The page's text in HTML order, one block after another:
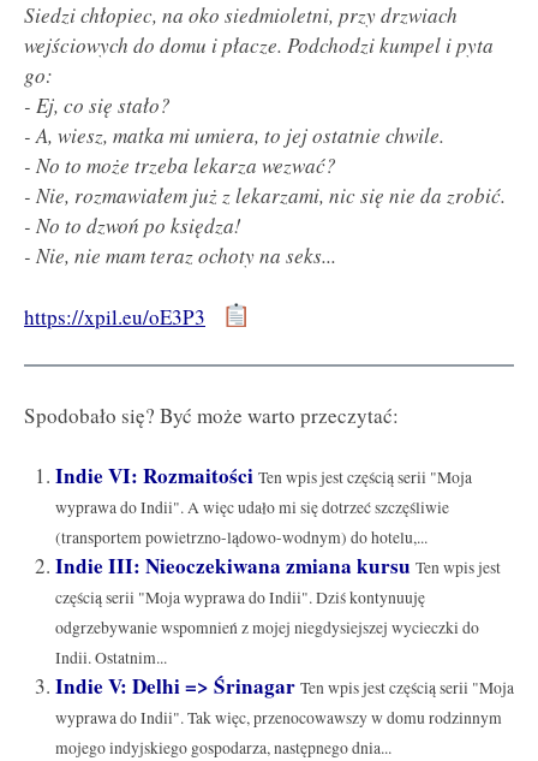
Siedzi chłopiec, na oko siedmioletni, przy drzwiach
wejściowych do domu i płacze. Podchodzi kumpel i pyta
go:
- Ej, co się stało?
- A, wiesz, matka mi umiera, to jej ostatnie chwile.
- No to może trzeba lekarza wezwać?
- Nie, rozmawiałem już z lekarzami, nic się nie da zrobić.
- No to dzwoń po księdza!
- Nie, nie mam teraz ochoty na seks...
https://xpil.eu/oE3P3
Spodobało się? Być może warto przeczytać:
Indie VI: Rozmaitości Ten wpis jest częścią serii "Moja
wyprawa do Indii". A więc udało mi się dotrzeć szczęśliwie
(transportem powietrzno-lądowo-wodnym) do hotelu,...
Indie III: Nieoczekiwana zmiana kursu Ten wpis jest
częścią serii "Moja wyprawa do Indii". Dziś kontynuuję
odgrzebywanie wspomnień z mojej niegdysiejszej wycieczki do
Indii. Ostatnim...
Indie V: Delhi => Śrinagar Ten wpis jest częścią serii "Moja
wyprawa do Indii". Tak więc, przenocowawszy w domu rodzinnym
mojego indyjskiego gospodarza, następnego dnia...